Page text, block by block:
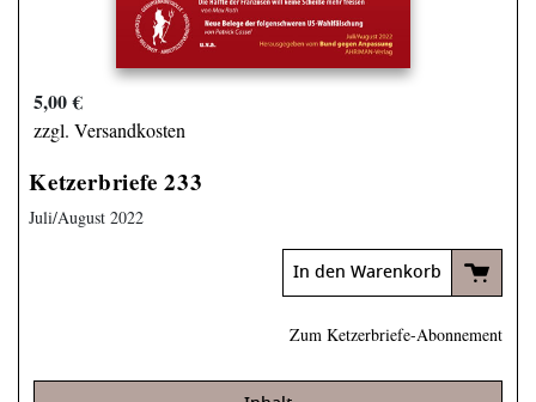
5,00 €
zzgl. Versandkosten
Ketzerbriefe 233
Juli/August 2022
In den Warenkorb
Zum Ketzerbriefe-Abonnement